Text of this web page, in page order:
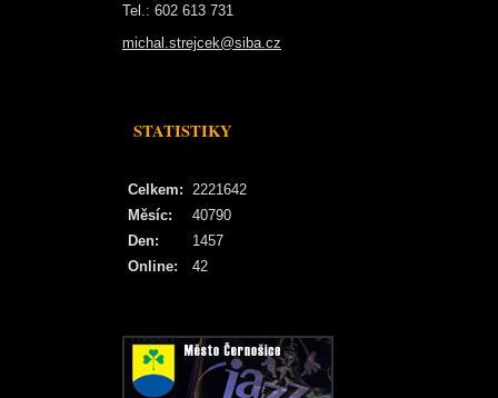
Tel.: 602 613 731
michal.strejcek@siba.cz
STATISTIKY
Online: 42
Celkem: 2221642
Měsíc:
40790
Den:
1457